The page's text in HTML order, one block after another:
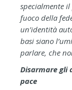
specialmente
fuoco della
un’identità
basi siano
parlare, che
Disarmare gli
pace